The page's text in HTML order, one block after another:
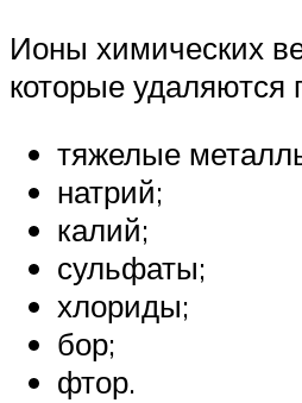
Ионы химических
которые удаляются
тяжелые
натрий;
калий;
сульфаты;
хлориды;
бор;
фтор.